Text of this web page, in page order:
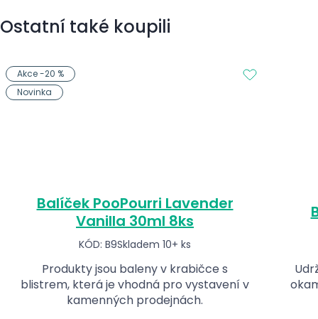
Ostatní také koupili
Balíček PooPourri Lavender
Vanilla 30ml 8ks
KÓD: B9Skladem 10+ ks
Produkty jsou baleny v krabičce s
blistrem, která je vhodná pro vystavení v
kamenných prodejnách.
Akce -20 %
Novinka